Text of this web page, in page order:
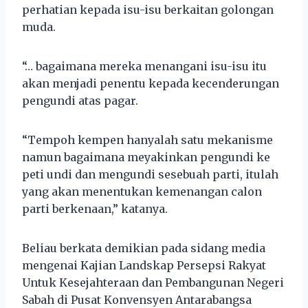
perhatian kepada isu-isu berkaitan golongan
muda.
“… bagaimana mereka menangani isu-isu itu
akan menjadi penentu kepada kecenderungan
pengundi atas pagar.
“Tempoh kempen hanyalah satu mekanisme
namun bagaimana meyakinkan pengundi ke
peti undi dan mengundi sesebuah parti, itulah
yang akan menentukan kemenangan calon
parti berkenaan,” katanya.
Beliau berkata demikian pada sidang media
mengenai Kajian Landskap Persepsi Rakyat
Untuk Kesejahteraan dan Pembangunan Negeri
Sabah di Pusat Konvensyen Antarabangsa